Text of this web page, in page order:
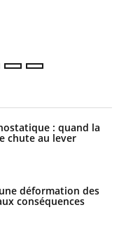
: quand la
chute au lever
déformation des
conséquences